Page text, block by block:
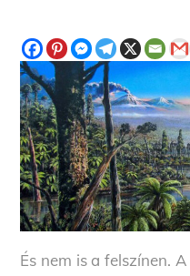
És nem is a felszínen.